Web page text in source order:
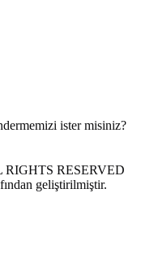
ister misiniz?
RESERVED
geliştirilmiştir.